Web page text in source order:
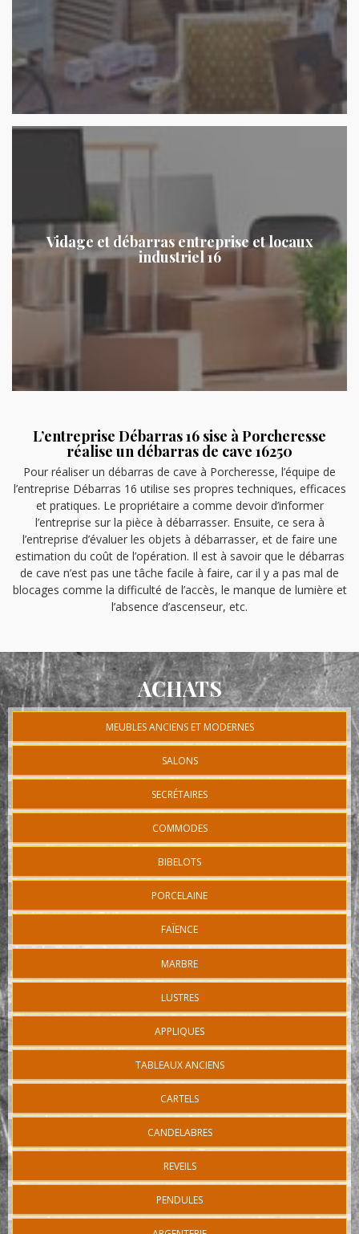
Vidage et débarras entreprise et locaux
industriel 16
L’entreprise Débarras 16 sise à Porcheresse
réalise un débarras de cave 16250
Pour réaliser un débarras de cave à Porcheresse, l’équipe de
l’entreprise Débarras 16 utilise ses propres techniques, efficaces
et pratiques. Le propriétaire a comme devoir d’informer
l’entreprise sur la pièce à débarrasser. Ensuite, ce sera à
l’entreprise d’évaluer les objets à débarrasser, et de faire une
estimation du coût de l’opération. Il est à savoir que le débarras
de cave n’est pas une tâche facile à faire, car il y a pas mal de
blocages comme la difficulté de l’accès, le manque de lumière et
l’absence d’ascenseur, etc.
ACHATS
MEUBLES ANCIENS ET MODERNES
SALONS
SECRÉTAIRES
COMMODES
BIBELOTS
PORCELAINE
FAÏENCE
MARBRE
LUSTRES
APPLIQUES
TABLEAUX ANCIENS
CARTELS
CANDELABRES
REVEILS
PENDULES